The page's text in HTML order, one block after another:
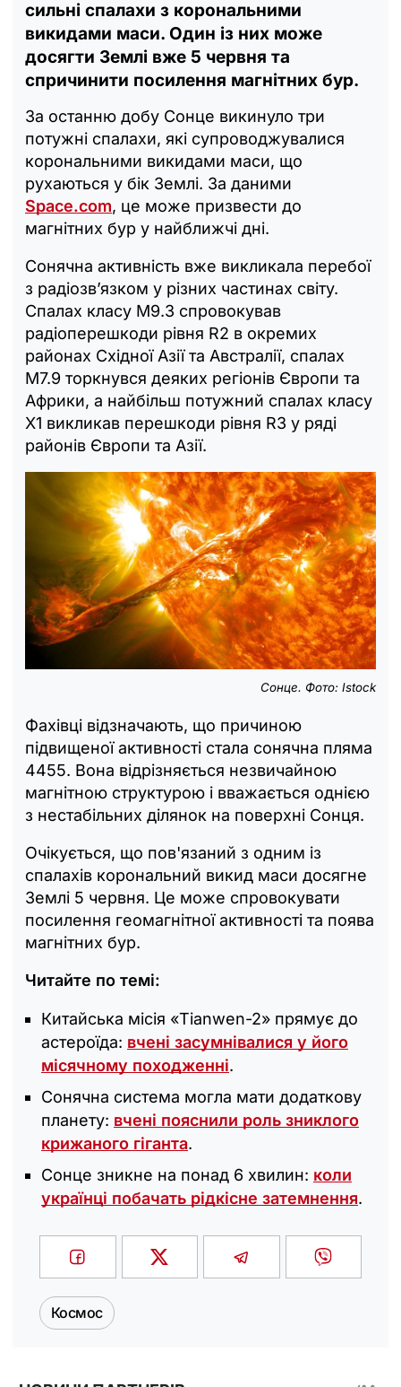
сильні спалахи з корональними
викидами маси. Один із них може
досягти Землі вже 5 червня та
спричинити посилення магнітних бур.
За останню добу Сонце викинуло три
потужні спалахи, які супроводжувалися
корональними викидами маси, що
рухаються у бік Землі. За даними
Space.com, це може призвести до
магнітних бур у найближчі дні.
Сонячна активність вже викликала перебої
з радіозв’язком у різних частинах світу.
Спалах класу M9.3 спровокував
радіоперешкоди рівня R2 в окремих
районах Східної Азії та Австралії, спалах
M7.9 торкнувся деяких регіонів Європи та
Африки, а найбільш потужний спалах класу
X1 викликав перешкоди рівня R3 у ряді
районів Європи та Азії.
Сонце. Фото: Istock
Фахівці відзначають, що причиною
підвищеної активності стала сонячна пляма
4455. Вона відрізняється незвичайною
магнітною структурою і вважається однією
з нестабільних ділянок на поверхні Сонця.
Очікується, що пов'язаний з одним із
спалахів корональний викид маси досягне
Землі 5 червня. Це може спровокувати
посилення геомагнітної активності та поява
магнітних бур.
Читайте по темі:
Китайська місія «Tianwen-2» прямує до
астероїда: вчені засумнівалися у його
місячному походженні.
Сонячна система могла мати додаткову
планету: вчені пояснили роль зниклого
крижаного гіганта.
Сонце зникне на понад 6 хвилин: коли
українці побачать рідкісне затемнення.
Космос